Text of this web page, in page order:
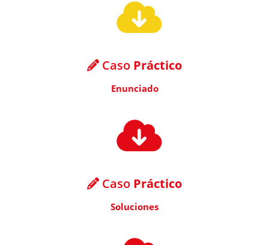
Caso Práctico
Enunciado
Caso Práctico
Soluciones